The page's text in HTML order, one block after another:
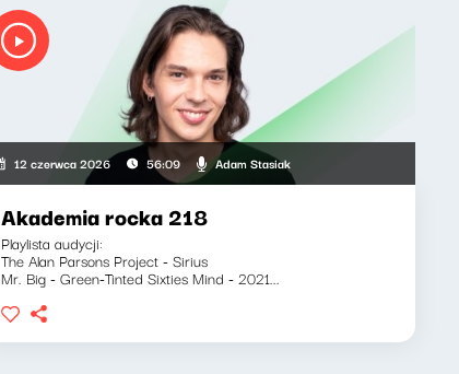
12 czerwca 2026 56:09 Adam Stasiak
Akademia rocka 218
Playlista audycji:
The Alan Parsons Project - Sirius
Mr. Big - Green-Tinted Sixties Mind - 2021...